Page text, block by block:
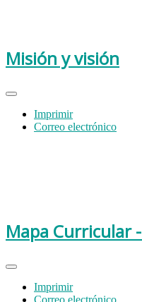
Misión y visión
Imprimir
Correo electrónico
Mapa Curricular
Imprimir
Correo electrónico